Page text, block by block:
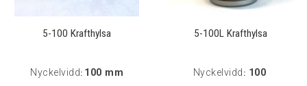
5-100 Krafthylsa
Nyckelvidd: 100 mm
5-100L Krafthylsa
Nyckelvidd : 100